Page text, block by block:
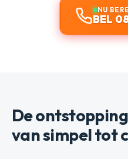
NU
BEL
De
van simpel tot